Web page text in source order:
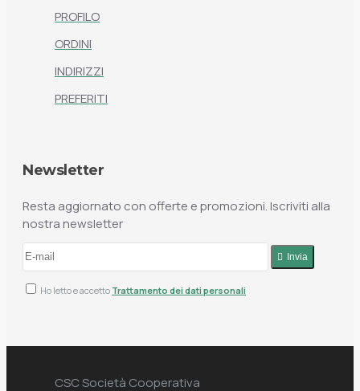
PROFILO
ORDINI
INDIRIZZI
PREFERITI
Newsletter
Resta aggiornato con offerte e promozioni. Iscriviti alla
nostra newsletter
Invia
Ho letto e accetto Trattamento dei dati personali
CSC Società Cooperativa